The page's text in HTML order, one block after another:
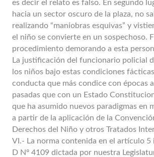
es decir el relato es falso. En segundo
hacia un sector oscuro de la plaza, no
realizando “maniobras esquivas” y
el niño se convierte en un sospechoso.
procedimiento demorando a esta
La justificación del funcionario policial
los niños bajo estas condiciones
conducta que más condice con épocas
pasadas que con un Estado
que ha asumido nuevos paradigmas en
a partir de la aplicación de la
Derechos del Niño y otros Tratados
VI.- La norma contenida en el artículo 5
D Nº 4109 dictada por nuestra